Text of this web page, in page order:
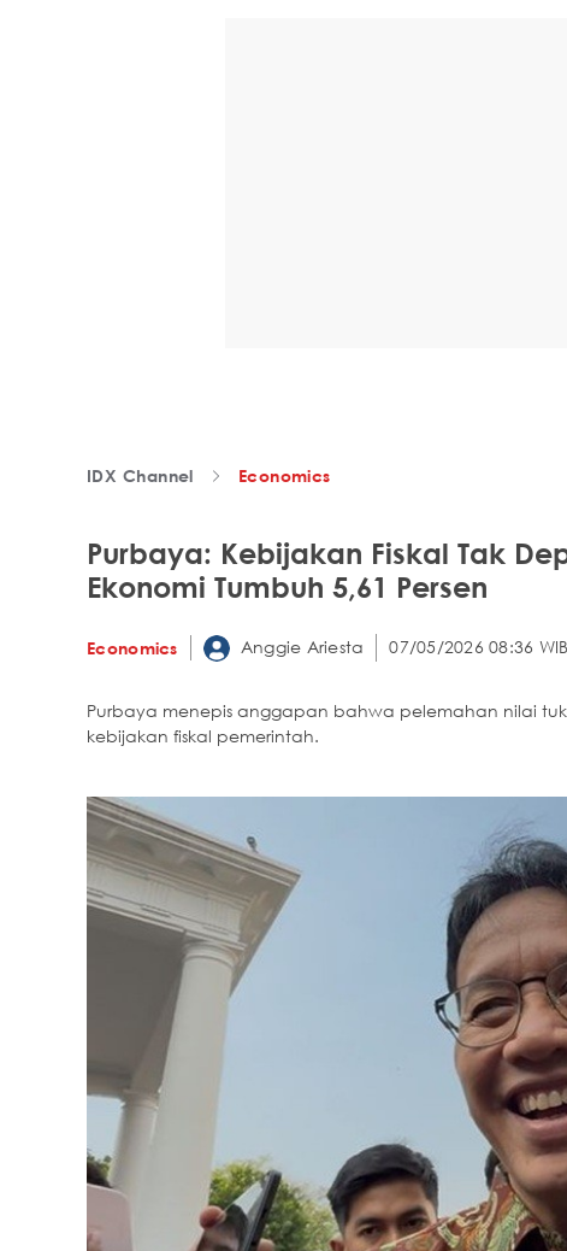
IDX Channel Economics
Purbaya: Kebijakan Fiskal Tak
Ekonomi Tumbuh 5,61 Persen
Economics Anggie Ariesta 07/05/2026 08:36 WIB
Purbaya menepis anggapan bahwa pelemahan nilai
kebijakan fiskal pemerintah.